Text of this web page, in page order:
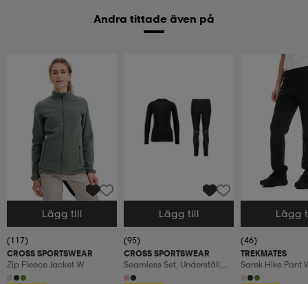
Andra tittade även på
Välj storlek
Lägg till
(117)
CROSS SPORTSWEAR
Zip Fleece Jacket W
Välj storlek
Lägg till
(95)
CROSS SPORTSWEAR
Seamless Set, Underställ,
Dam
Välj storlek
Lägg
(46)
TREKMATES
Sarek Hike Pant